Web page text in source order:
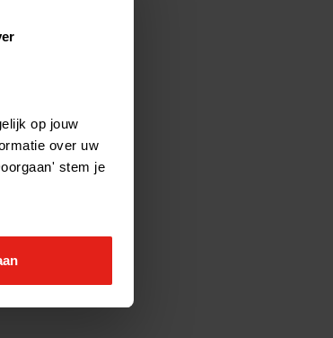
op jouw
over uw
stem je